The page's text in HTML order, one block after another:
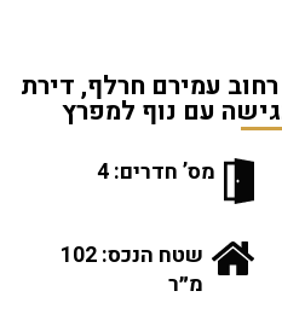
עמירם חרלף, דירת
מס’ חדרים: 4
שטח הנכס: 102
מ״ר